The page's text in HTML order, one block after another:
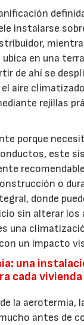
instalarse
en una
de ahí se
el aire
rejillas
porque
este
o
donde
sin alterar los
una
un impacto
una
cada vivienda
la aerotermia,
antes de